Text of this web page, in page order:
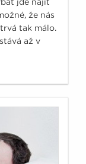
že nás
tak málo.
až v